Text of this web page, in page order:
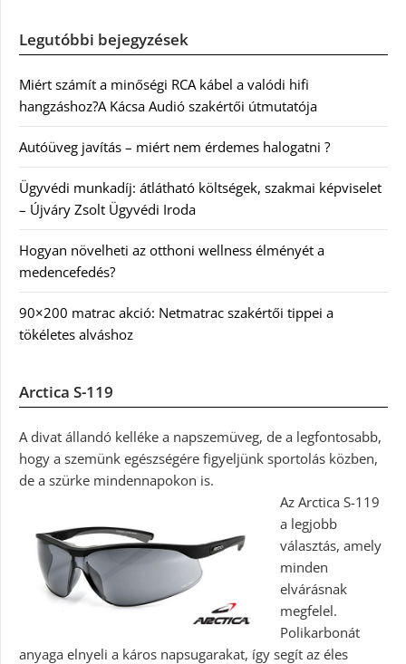
Legutóbbi bejegyzések
Miért számít a minőségi RCA kábel a valódi hifi
hangzáshoz?A Kácsa Audió szakértői útmutatója
Autóüveg javítás – miért nem érdemes halogatni ?
Ügyvédi munkadíj: átlátható költségek, szakmai képviselet
– Újváry Zsolt Ügyvédi Iroda
Hogyan növelheti az otthoni wellness élményét a
medencefedés?
90×200 matrac akció: Netmatrac szakértői tippei a
tökéletes alváshoz
Arctica S-119
A divat állandó kelléke a napszemüveg, de a legfontosabb,
hogy a szemünk egészségére figyeljünk sportolás közben,
de a szürke mindennapokon is.
Az Arctica S-119
a legjobb
választás, amely
minden
elvárásnak
megfelel.
Polikarbonát
anyaga elnyeli a káros napsugarakat, így segít az éles